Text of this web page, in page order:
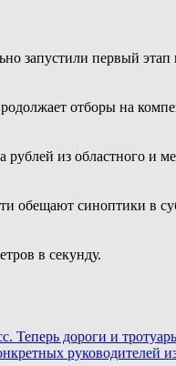
запустили первый этап
отборы на
из областного и
обещают синоптики в
в секунду.
Теперь дороги и
руководителей